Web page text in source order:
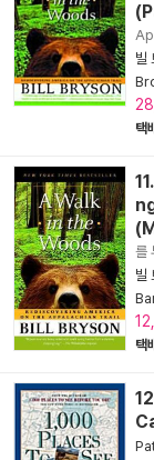
빌
택
를
빌
택